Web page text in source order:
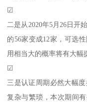
☑
二是从2020年5月26日开
的56家变成12家，可选
用相当大的概率将有大幅
☑
三是认证周期必然大幅
复杂与繁琐，本次期间